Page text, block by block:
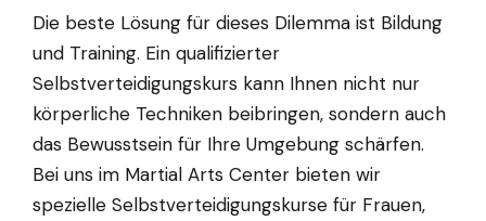
Die beste Lösung für dieses Dilemma ist Bildung
und Training. Ein qualifizierter
Selbstverteidigungskurs kann Ihnen nicht nur
körperliche Techniken beibringen, sondern auch
das Bewusstsein für Ihre Umgebung schärfen.
Bei uns im Martial Arts Center bieten wir
spezielle Selbstverteidigungskurse für Frauen,